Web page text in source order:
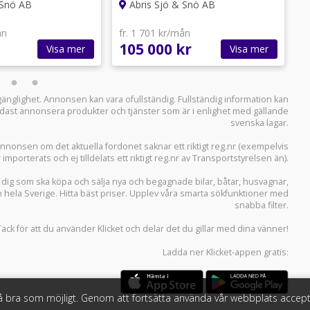
AB
Visa mer
Abris Sjö & Snö AB
fr. 1 701 kr/mån
105 000 kr Visa mer
Annonsen kan vara ofullständig. Fullständig information kan
annonsera produkter och tjänster som är i enlighet med gällande
svenska lagar.
om det aktuella fordonet saknar ett riktigt reg.nr (exempelvis
och ej tilldelats ett riktigt reg.nr av Transportstyrelsen än).
som ska köpa och sälja nya och begagnade bilar, båtar, husvagnar,
Sverige. Hitta bäst priser. Upplev våra smarta sökfunktioner med
snabba filter.
för att du använder Klicket och delar det du gillar med dina vänner!
Ladda ner Klicket-appen gratis:
som möjligt. Genom att fortsätta använda vår webbplats